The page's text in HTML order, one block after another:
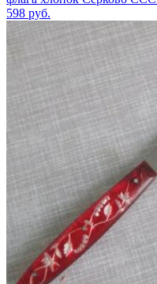
598 руб.